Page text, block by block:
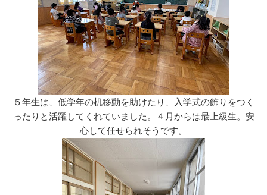
５年生は、低学年の机移動を助けたり、入学式の飾りをつく
ったりと活躍してくれていました。４月からは最上級生。安
心して任せられそうです。